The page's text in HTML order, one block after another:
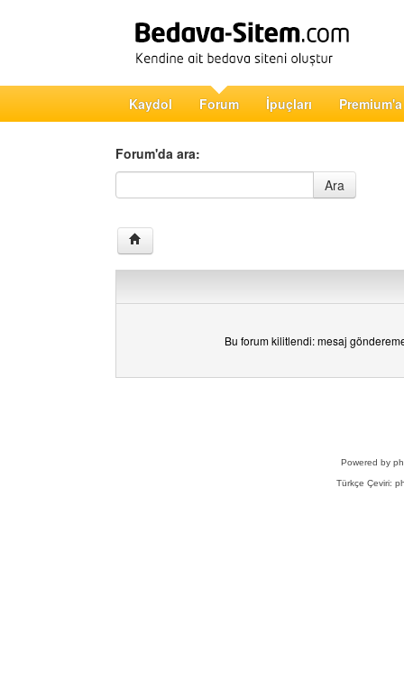
Kaydol Forum İpuçları
Forum'da ara:
Forum'da ara
Ara
Bu forum kilitlendi: mesaj
Powered by
Türkçe Çeviri: